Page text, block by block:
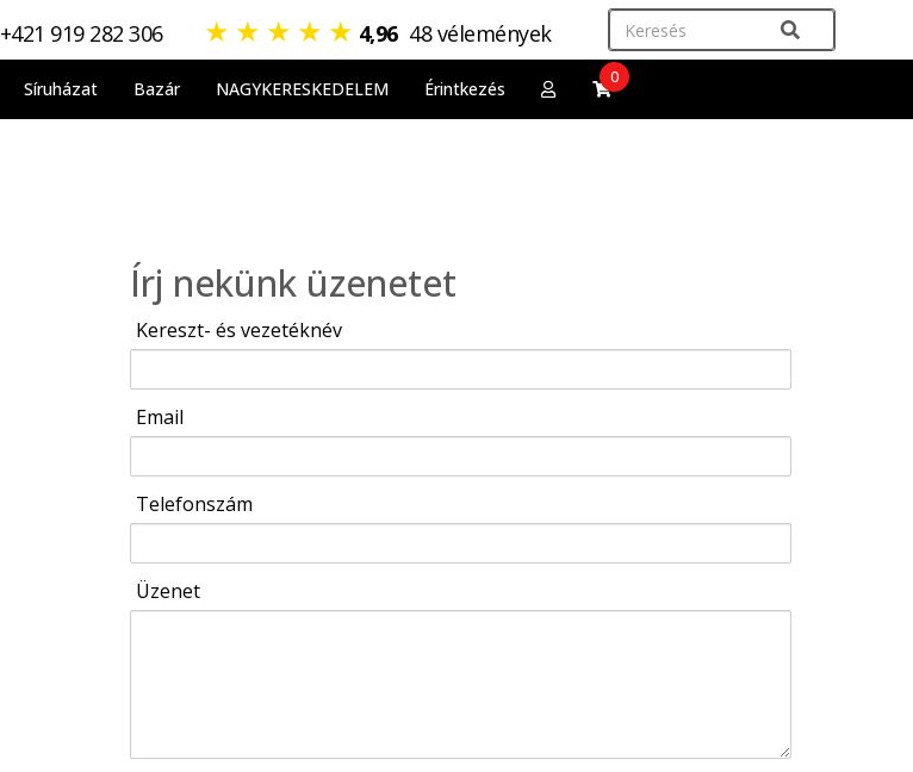
+421 919 282 306 ★ ★ ★ ★ ★ 4,96 48 vélemények
Síruházat Bazár NAGYKERESKEDELEM Érintkezés
0
Írj nekünk üzenetet
Kereszt- és vezetéknév
Email
Telefonszám
Üzenet